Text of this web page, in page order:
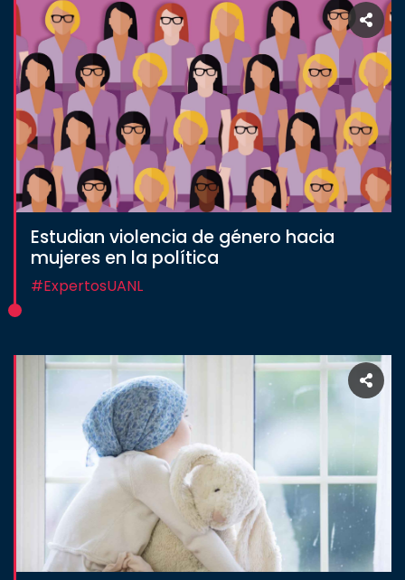
Estudian violencia de género hacia
mujeres en la política
#ExpertosUANL